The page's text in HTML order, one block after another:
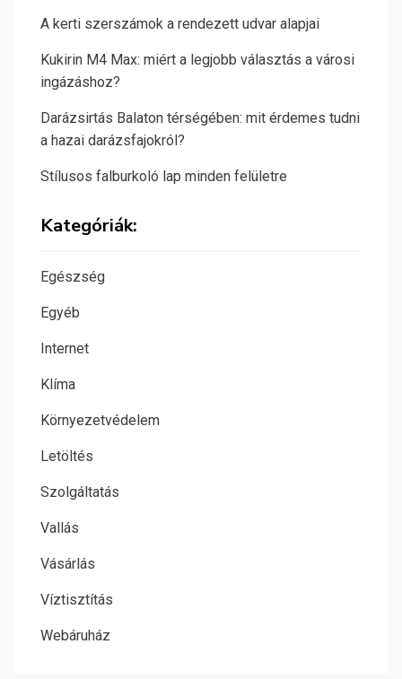
A kerti szerszámok a rendezett udvar alapjai
Kukirin M4 Max: miért a legjobb választás a városi
ingázáshoz?
Darázsirtás Balaton térségében: mit érdemes tudni
a hazai darázsfajokról?
Stílusos falburkoló lap minden felületre
Kategóriák:
Egészség
Egyéb
Internet
Klíma
Környezetvédelem
Letöltés
Szolgáltatás
Vallás
Vásárlás
Víztisztítás
Webáruház